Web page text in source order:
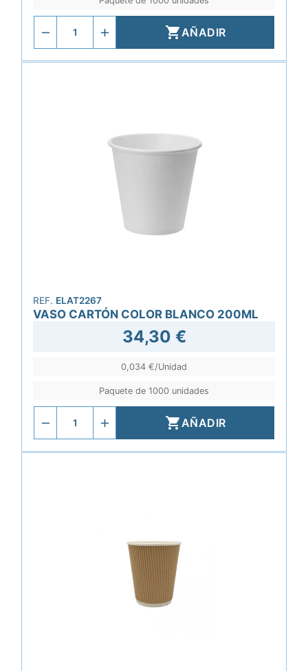
AÑADIR
REF. ELAT2267
VASO CARTÓN COLOR BLANCO 200ML
34,30 €
0,034 €/Unidad
Paquete de 1000 unidades
AÑADIR